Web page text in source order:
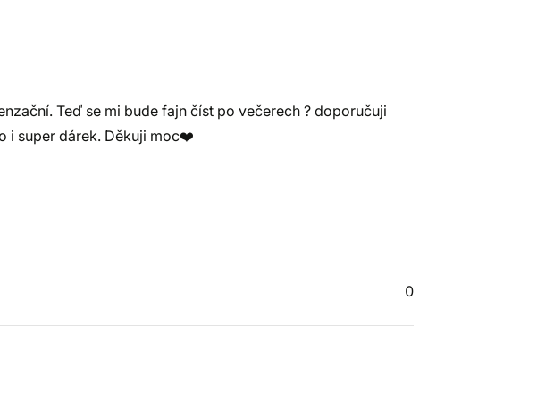
Teď se mi bude fajn číst po večerech ? doporučuji
i super dárek. Děkuji moc❤️
0